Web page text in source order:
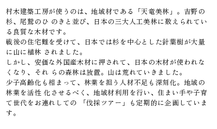
村木建築工房が使うのは、地域材である「天竜美林」。吉野の
杉、尾鷲のひ のきと並び、日本の三大人工美林に数えられてい
る良質な木材です。
戦後の住宅難を受けて、日本では杉を中心とした針葉樹が大量
に山に植林 されました。
しかし、安価な外国産木材に押されて、日本の木材が使われな
くなり、それ らの森林は放置。山は荒れていきました。
少子高齢化も相まって、林業を担う人材不足も深刻化。地域の
林業を活性 化させるべく、地域材利用を行い、住まい手や子育
て世代をお連れしての 「伐採ツアー」も定期的に企画していま
す。